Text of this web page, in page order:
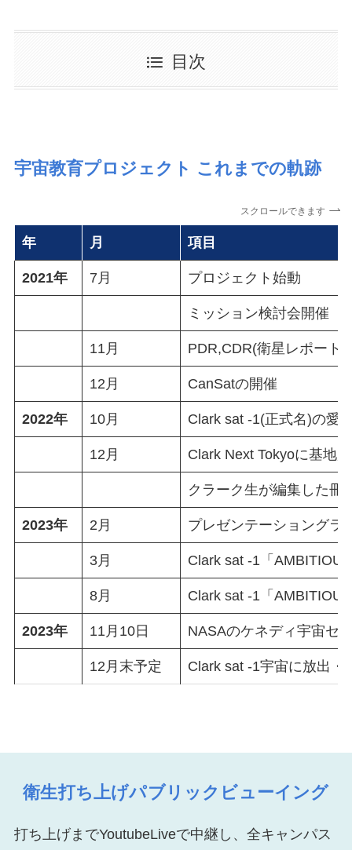
目次
宇宙教育プロジェクト これまでの軌跡
スクロールできます
年 月 項目
2021年 7月 プロジェクト始動
ミッション検討会開催
11月 PDR,CDR(衛星レポート
12月 CanSatの開催
2022年 10月 Clark sat -1(正式名)の愛
12月 Clark Next Tokyoに基地
クラーク生が編集した冊
2023年 2月 プレゼンテーショングラ
3月 Clark sat -1「
8月 Clark sat -1「
2023年 11月10日 NASAのケネディ宇宙セ
12月末予定 Clark sat -1宇宙に放出・
衛生打ち上げパブリックビューイング
打ち上げまでYoutubeLiveで中継し、全キャンパス